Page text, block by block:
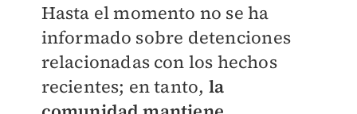
Hasta el momento no se ha
informado sobre detenciones
relacionadas con los hechos
recientes; en tanto, la